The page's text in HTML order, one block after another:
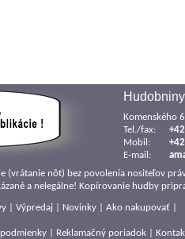
(vrátanie nôt) bez povolenia nositeľov
a nelegálne! Kopírovanie hudby
Komenského
Tel./fax:
Mobil:
E-mail:
Výpredaj Novinky Ako nakupovať
Reklamačný poriadok